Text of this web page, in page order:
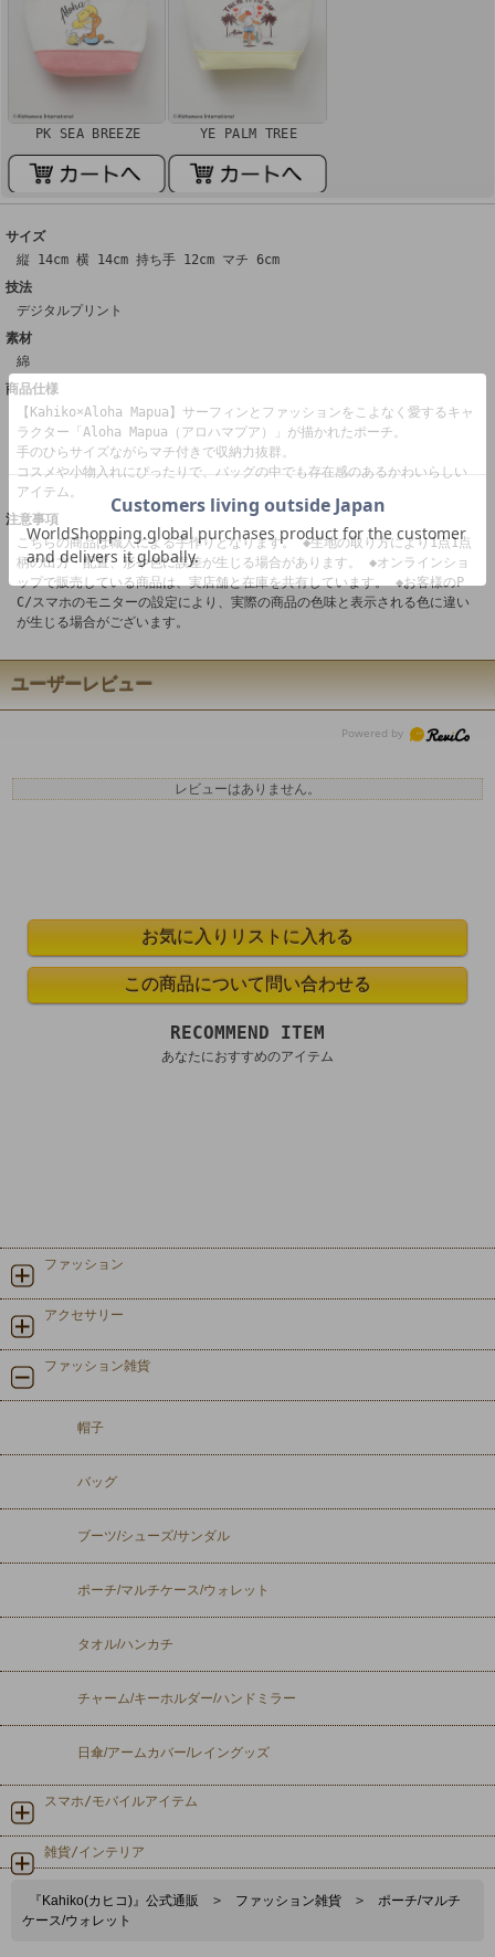
PK SEA BREEZE YE PALM TREE
サイズ
縦 14cm 横 14cm 持ち手 12cm マチ 6cm
技法
デジタルプリント
素材
綿
商品仕様
【Kahiko×Aloha Mapua】サーフィンとファッションをこよなく愛するキャ
ラクター「Aloha Mapua（アロハマプア）」が描かれたポーチ。
手のひらサイズながらマチ付きで収納力抜群。
コスメや小物入れにぴったりで、バッグの中でも存在感のあるかわいらしい
アイテム。
注意事項
こちらの商品は職人による手作りとなります。 ◆生地の取り方により1点1点
柄の出方・配置、形や色に誤差が生じる場合があります。 ◆オンラインショ
ップで販売している商品は、実店舗と在庫を共有しています。 ◆お客様のP
C/スマホのモニターの設定により、実際の商品の色味と表示される色に違い
が生じる場合がございます。
ユーザーレビュー
レビューはありません。
RECOMMEND ITEM
あなたにおすすめのアイテム
ファッション
アクセサリー
ファッション雑貨
帽子
バッグ
ブーツ/シューズ/サンダル
ポーチ/マルチケース/ウォレット
タオル/ハンカチ
チャーム/キーホルダー/ハンドミラー
日傘/アームカバー/レイングッズ
スマホ/モバイルアイテム
雑貨/インテリア
『Kahiko(カヒコ)』公式通販 > ファッション雑貨 >
ポーチ/マルチ
ケース/ウォレット